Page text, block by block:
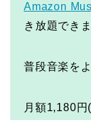
Amazon
き放題できま
普段音楽を
月額1,180